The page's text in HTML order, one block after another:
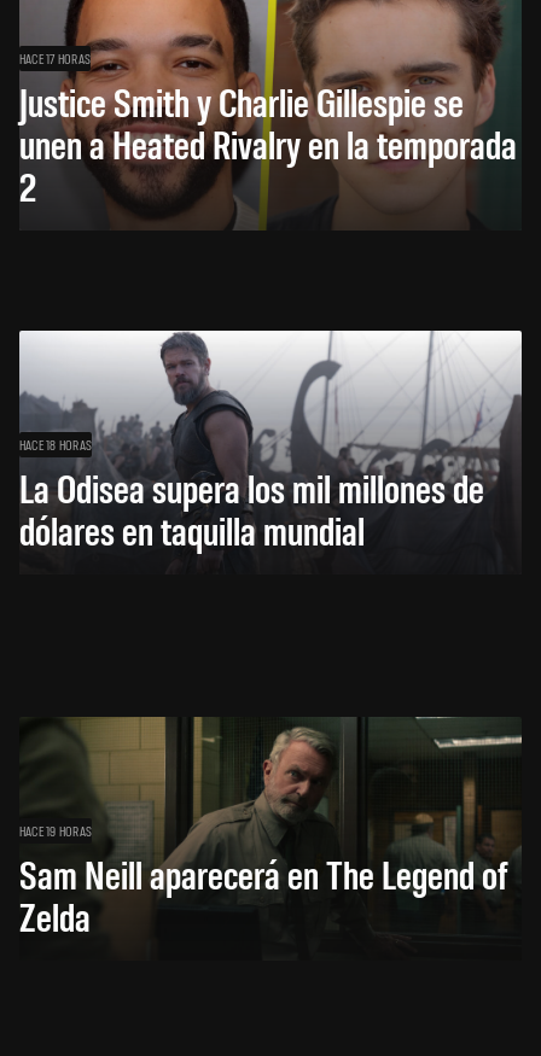
HACE 17 HORAS
Justice Smith y Charlie Gillespie se
unen a Heated Rivalry en la temporada
2
HACE 18 HORAS
La Odisea supera los mil millones de
dólares en taquilla mundial
HACE 19 HORAS
Sam Neill aparecerá en The Legend of
Zelda